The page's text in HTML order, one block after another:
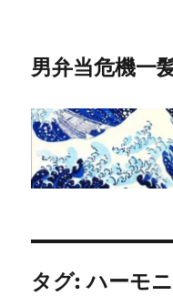
男弁当危機一
タグ:ハーモ